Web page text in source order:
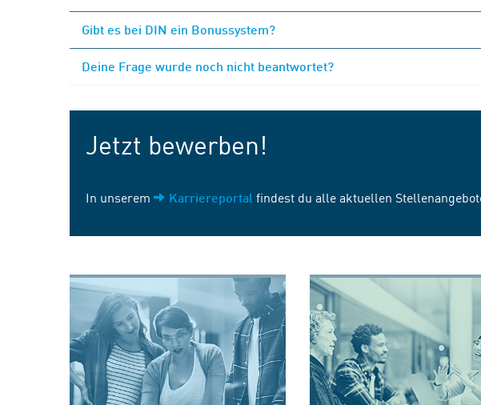
Gibt es bei DIN ein Bonussystem?
Deine Frage wurde noch nicht beantwortet?
Jetzt bewerben!
In unserem Karriereportal findest du alle aktuellen